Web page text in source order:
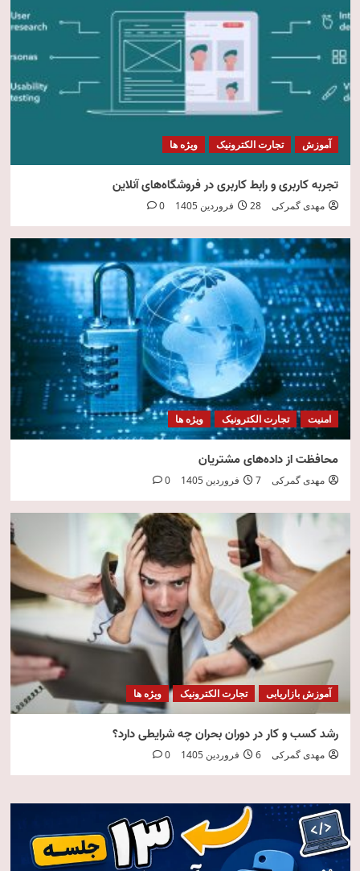
5
امنیت فناوری اطلاعات
آموزش تجارت الکترونیک ویژه ها
تجربه کاربری و رابط کاربری در فروشگاه‌های آنلاین
مهدی گمرکی 28 فروردین 1405 0
امنیت تجارت الکترونیک ویژه ها
محافظت از داده‌های مشتریان
مهدی گمرکی 7 فروردین 1405 0
آموزش بازاریابی تجارت الکترونیک ویژه ها
رشد کسب و کار در دوران بحران چه شرایطی دارد؟
مهدی گمرکی 6 فروردین 1405 0